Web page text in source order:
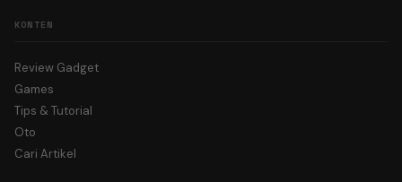
KONTEN
Review Gadget
Games
Tips & Tutorial
Oto
Cari Artikel